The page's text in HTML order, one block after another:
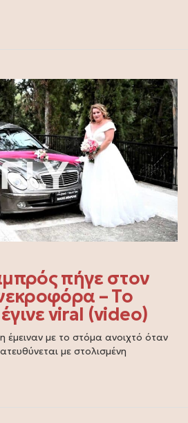
πήγε στον
– Το
viral (video)
έμειναν με το στόμα ανοιχτό όταν
με στολισμένη